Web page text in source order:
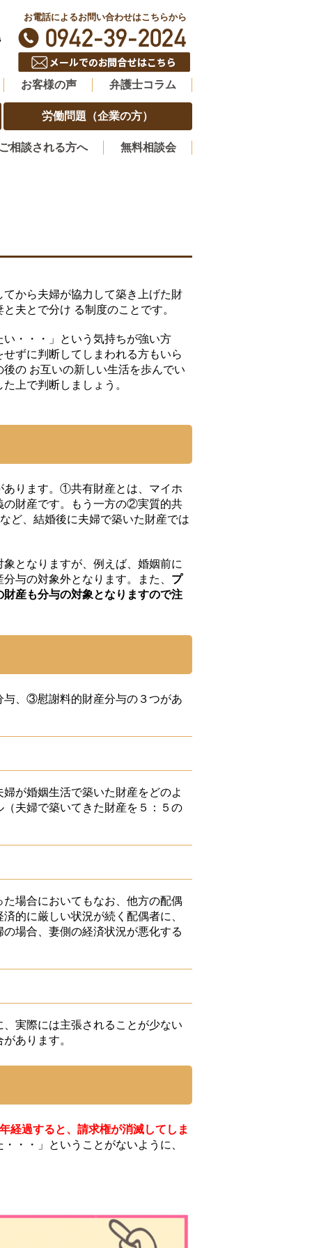
お電話によるお問い合わせはこちらから
お客様の声 弁護士コラム
労働問題（企業の方）
相談される方へ 無料相談会
から夫婦が協力して築き上げた財
夫とで分け る制度のことです。
・・・」という気持ちが強い方
ずに判断してしまわれる方もいら
の お互いの新しい生活を歩んでい
上で判断しましょう。
あります。①共有財産とは、マイホ
の財産です。もう一方の②実質的共
ど、結婚後に夫婦で築いた財産では
となりますが、例えば、婚姻前に
与の対象外となります。また、 プ
産も分与の対象となりますので注
、③慰謝料的財産分与の３つがあ
が婚姻生活で築いた財産をどのよ
夫婦で築いてきた財産を５：５の
場合においてもなお、他方の配偶
的に厳しい状況が続く配偶者に、
場合、妻側の経済状況が悪化する
実際には主張されることが少ない
あります。
経過すると、請求権が消滅してしま
・・」ということがないように、